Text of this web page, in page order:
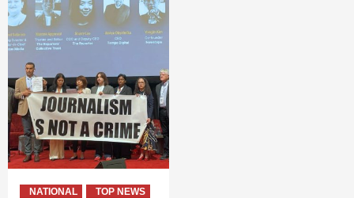
NATIONAL TOP NEWS